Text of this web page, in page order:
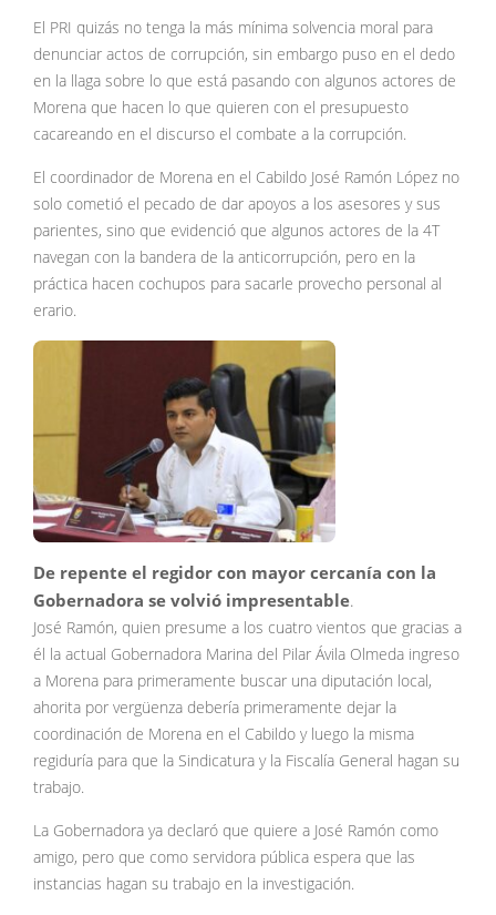
El PRI quizás no tenga la más mínima solvencia moral para
denunciar actos de corrupción, sin embargo puso en el dedo
en la llaga sobre lo que está pasando con algunos actores de
Morena que hacen lo que quieren con el presupuesto
cacareando en el discurso el combate a la corrupción.
El coordinador de Morena en el Cabildo José Ramón López no
solo cometió el pecado de dar apoyos a los asesores y sus
parientes, sino que evidenció que algunos actores de la 4T
navegan con la bandera de la anticorrupción, pero en la
práctica hacen cochupos para sacarle provecho personal al
erario.
De repente el regidor con mayor cercanía con la
Gobernadora se volvió impresentable.
José Ramón, quien presume a los cuatro vientos que gracias a
él la actual Gobernadora Marina del Pilar Ávila Olmeda ingreso
a Morena para primeramente buscar una diputación local,
ahorita por vergüenza debería primeramente dejar la
coordinación de Morena en el Cabildo y luego la misma
regiduría para que la Sindicatura y la Fiscalía General hagan su
trabajo.
La Gobernadora ya declaró que quiere a José Ramón como
amigo, pero que como servidora pública espera que las
instancias hagan su trabajo en la investigación.